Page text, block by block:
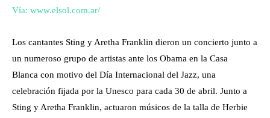
Vía: www.elsol.com.ar/
Los cantantes Sting y Aretha Franklin dieron un concierto junto a
un numeroso grupo de artistas ante los Obama en la Casa
Blanca con motivo del Día Internacional del Jazz, una
celebración fijada por la Unesco para cada 30 de abril. Junto a
Sting y Aretha Franklin, actuaron músicos de la talla de Herbie